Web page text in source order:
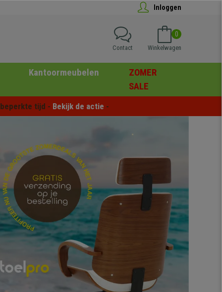
Inloggen
0
Winkelwagen
Contact
Kantoormeubelen
ZOMER
SALE
tijd - Bekijk de actie -